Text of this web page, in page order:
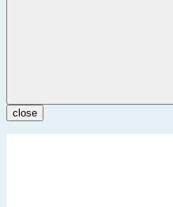
close